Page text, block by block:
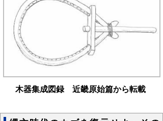
木器集成図録 近畿原始篇から転載